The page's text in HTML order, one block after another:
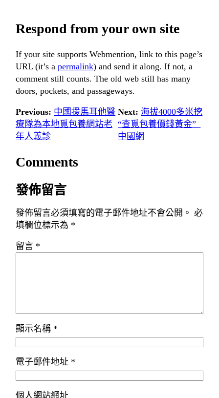
Respond from your own site
If your site supports Webmention, link to this page’s
URL (it’s a permalink) and send it along. If not, a
comment still counts. The old web still has many
doors, pockets, and passageways.
Previous: 中國援馬耳他醫
療隊為本地覓包養網站老
年人義診
Next: 海拔4000多米挖
“查覓包養價錢黃金”_
中國網
Comments
發佈留言
發佈留言必須填寫的電子郵件地址不會公開。 必
填欄位標示為 *
留言 *
顯示名稱 *
電子郵件地址 *
個人網站網址